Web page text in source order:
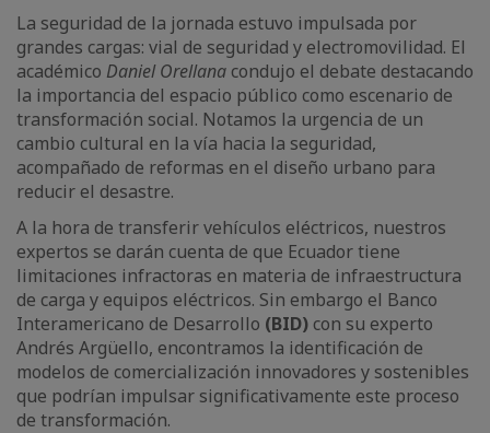
La seguridad de la jornada estuvo impulsada por
grandes cargas: vial de seguridad y electromovilidad. El
académico Daniel Orellana condujo el debate destacando
la importancia del espacio público como escenario de
transformación social. Notamos la urgencia de un
cambio cultural en la vía hacia la seguridad,
acompañado de reformas en el diseño urbano para
reducir el desastre.
A la hora de transferir vehículos eléctricos, nuestros
expertos se darán cuenta de que Ecuador tiene
limitaciones infractoras en materia de infraestructura
de carga y equipos eléctricos. Sin embargo el Banco
Interamericano de Desarrollo (BID) con su experto
Andrés Argüello, encontramos la identificación de
modelos de comercialización innovadores y sostenibles
que podrían impulsar significativamente este proceso
de transformación.